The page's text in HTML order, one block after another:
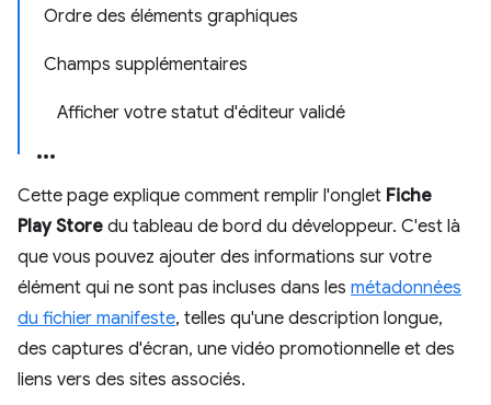
Ordre des éléments graphiques
Champs supplémentaires
Afficher votre statut d'éditeur validé
Cette page explique comment remplir l'onglet Fiche
Play Store du tableau de bord du développeur. C'est là
que vous pouvez ajouter des informations sur votre
élément qui ne sont pas incluses dans les métadonnées
du fichier manifeste, telles qu'une description longue,
des captures d'écran, une vidéo promotionnelle et des
liens vers des sites associés.